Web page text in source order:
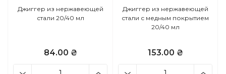
Джиггер из нержавеющей
стали 20/40 мл
84.00 ₴
Джиггер из нержавеющей
стали с медным покрытием
20/40 мл
153.00 ₴